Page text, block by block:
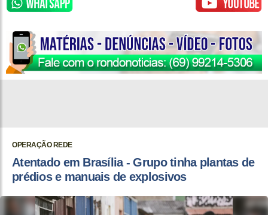
OPERAÇÃO REDE
Atentado em Brasília - Grupo tinha plantas de
prédios e manuais de explosivos